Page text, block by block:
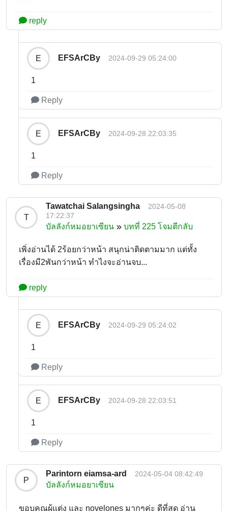
reply
E EFSArCBy 2024-09-29 05:24:00
1
Reply
E EFSArCBy 2024-09-28 22:03:35
1
Reply
T
Tawatchai Salangsingha
2024-05-08
17:22:37
บัลลังก์หมอยาเซียน บทที่ 225 โจมตีกลับ
เพิ่งอ่านได้ 2ร้อยกว่าหน้า สนุกน่าติดตามมาก แต่ทั้ง
เรื่องมี2พันกว่าหน้า ทำไงจะอ่านจบ...
reply
E EFSArCBy 2024-09-29 05:24:02
1
Reply
E EFSArCBy 2024-09-28 22:03:51
1
Reply
P
Parintorn eiamsa-ard 2024-05-04 08:42:49
บัลลังก์หมอยาเซียน
ขอบคุณผู้แต่ง และ novelones มากๆค่ะ ดีที่สุด อ่าน